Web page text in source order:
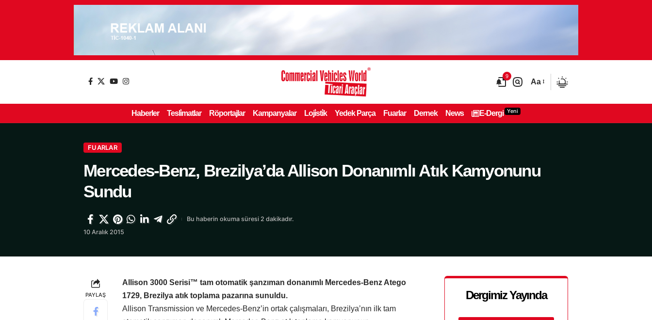
9
Aa
Haberler Tesli̇matlar Röportajlar Kampanyalar Loji̇sti̇k Yedek Parça Fuarlar Dernek News E-Dergi Yeni
FUARLAR
Mercedes-Benz, Brezilya’da Allison Donanımlı Atık Kamyonunu
Sundu
10 Aralık 2015
Bu haberin okuma süresi 2 dakikadır.
PAYLAŞ
Allison 3000 Serisi™ tam otomatik şanzıman donanımlı Mercedes-Benz Atego
1729, Brezilya atık toplama pazarına sunuldu.
Allison Transmission ve Mercedes-Benz’in ortak çalışmaları, Brezilya’nın ilk tam
Dergimiz Yayında